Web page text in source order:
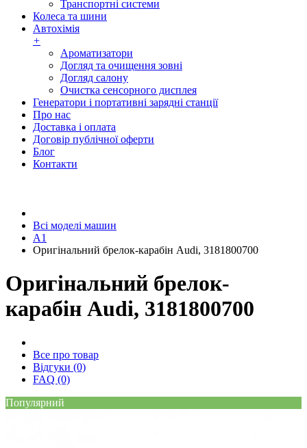
Транспортні системи
Колеса та шини
Автохімія
+
Ароматизатори
Догляд та очищення зовні
Догляд салону
Очистка сенсорного дисплея
Генератори і портативні зарядні станції
Про нас
Доставка і оплата
Договір публічної оферти
Блог
Контакти
Всі моделі машин
A1
Оригінальний брелок-карабін Audi, 3181800700
Оригінальний брелок-
карабін Audi, 3181800700
Все про товар
Відгуки (0)
FAQ (0)
Популярний